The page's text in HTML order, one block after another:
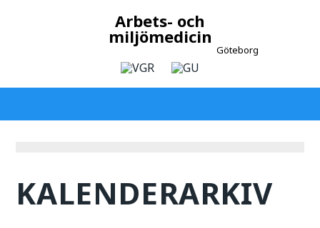
Arbets- och
miljömedicin
Göteborg
KALENDERARKIV